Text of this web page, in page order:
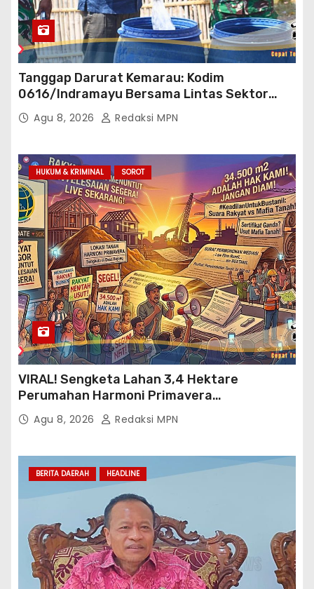
Tanggap Darurat Kemarau: Kodim
0616/Indramayu Bersama Lintas Sektor
Garap Bantuan Air Bersih Bertahap
Agu 8, 2026 Redaksi MPN
HUKUM & KRIMINAL SOROT
VIRAL! Sengketa Lahan 3,4 Hektare
Perumahan Harmoni Primavera
Klapanunggal, GMPRI Bogor Minta Menteri
Perumahan Blacklist PT BTC
Agu 8, 2026 Redaksi MPN
BERITA DAERAH HEADLINE